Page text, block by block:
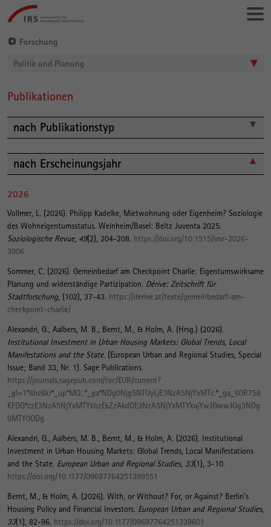
Gehe
direkt
zu:
Leibniz-
Institut
für
Raumbezogene
Sozialforschung
Forschung
Politik und Planung
Publikationen
nach Publikationstyp
nach Erscheinungsjahr
2026
Vollmer, L. (2026). Philipp Kadelke, Mietwohnung oder Eigenheim? Soziologie
des Wohneigentumsstatus. Weinheim/Basel: Beltz Juventa 2025
Soziologische Revue, 49(2), 204-208. https://doi.org/10.1515/srsr-2026-
3006
Sommer, C. (2026). Gemeinbedarf am Checkpoint Charlie: Eigentumswirksame
Planung und widerständige Partizipation Dérive: Zeitschrift für
Stadtforschung , (102), 37-43. https://derive.at/texte/gemeinbedarf-am-
checkpoint-charlie/
Alexandri, G. , Aalbers, M. B. , Bernt, M.
, & Holm, A. (Hrsg.) (2026).
Institutional Investment in Urban Housing Markets: Global Trends, Local
Manifestations and the State. (European Urban and Regional Studies, Special
Issue; Band 33, Nr. 1). Sage Publications.
https://journals.sagepub.com/toc/EUR/current?
_gl=1*6hc6kr*_up*MQ..*_ga*NDg0Njg5NTUyLjE3NzA5NjYxMTc.*_ga_60R758
KFDG*czE3NzA5NjYxMTYkbzEkZzAkdDE3NzA5NjYxMTYkajYwJGwwJGg3NDg
0MTY0ODg.
Alexandri, G. , Aalbers, M. B. , Bernt, M. , & Holm, A. (2026). Institutional
Investment in Urban Housing Markets: Global Trends, Local Manifestations
and the State European Urban and Regional Studies, 33(1), 3-10.
https://doi.org/10.1177/09697764251399551
Bernt, M. , & Holm, A. (2026). With, or Without? For, or Against? Berlin’s
Housing Policy and Financial Investors European Urban and Regional Studies,
33(1), 82-96. https://doi.org/10.1177/09697764251339601